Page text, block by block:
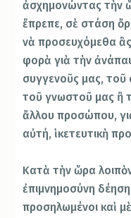
ἀσχημονώντας τὴν
ἔπρεπε, σὲ στάση
νὰ προσευχόμεθα
φορὰ γιὰ τὴν
συγγενοῦς μας, τοῦ
τοῦ γνωστοῦ μας ἢ
ἄλλου προσώπου,
αὐτή, ἱκετευτικὴ
Κατὰ τὴν ὥρα
ἐπιμνημοσύνη
προσηλωμένοι καὶ